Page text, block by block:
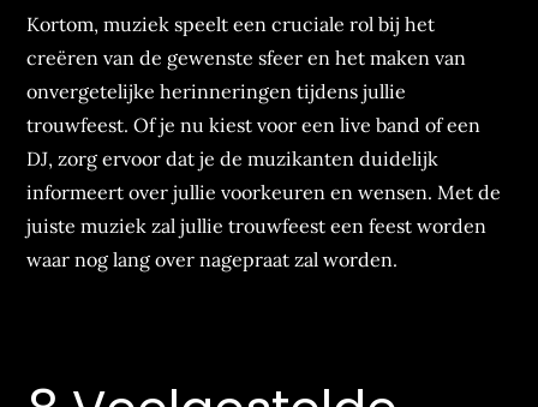
Kortom, muziek speelt een cruciale rol bij het
creëren van de gewenste sfeer en het maken van
onvergetelijke herinneringen tijdens jullie
trouwfeest. Of je nu kiest voor een live band of een
DJ, zorg ervoor dat je de muzikanten duidelijk
informeert over jullie voorkeuren en wensen. Met de
juiste muziek zal jullie trouwfeest een feest worden
waar nog lang over nagepraat zal worden.